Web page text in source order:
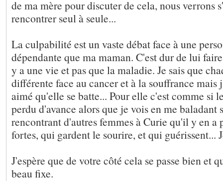
de ma mère pour discuter de cela, nous verrons
rencontrer seul à seule...
La culpabilité est un vaste débat face à une
dépendante que ma maman. C'est dur de lui
y a une vie et pas que la maladie. Je sais que
différente face au cancer et à la souffrance mais
aimé qu'elle se batte... Pour elle c'est comme si
perdu d'avance alors que je vois en me baladant
rencontrant d'autres femmes à Curie qu'il y en a
fortes, qui gardent le sourire, et qui guérissent...
J'espère que de votre côté cela se passe bien et
beau fixe.